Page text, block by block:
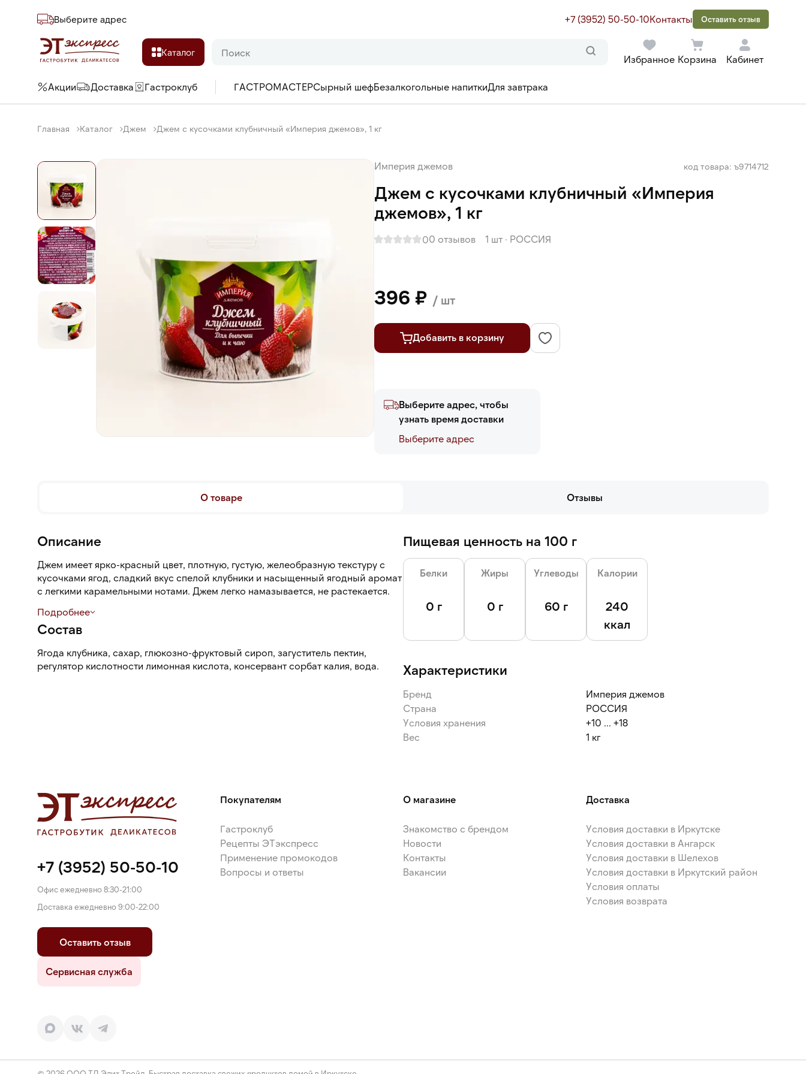
Выберите адреc +7 (3952) 50-50-10Контакты Оставить отзыв
Каталог
Избранное Корзина Кабинет
Акции Доставка Гастроклуб ГАСТРОМАСТЕРСырный шефБезалкогольные напиткиДля завтрака
Главная Каталог Джем Джем с кусочками клубничный «Империя джемов», 1 кг
Империя джемов код товара: ъ9714712
Джем с кусочками клубничный «Империя
джемов», 1 кг
00 отзывов 1 шт · РОССИЯ
396 ₽ / шт
Добавить в корзину
Выберите адрес, чтобы
узнать время доставки
Выберите адреc
О товаре Отзывы
Описание
Джем имеет ярко-красный цвет, плотную, густую, желеобразную текстуру с
кусочками ягод, сладкий вкус спелой клубники и насыщенный ягодный аромат
с легкими карамельными нотами. Джем легко намазывается, не растекается.
Подробнее
Состав
Ягода клубника, сахар, глюкозно-фруктовый сироп, загуститель пектин,
регулятор кислотности лимонная кислота, консервант сорбат калия, вода.
Пищевая ценность на 100 г
Белки
0 г
Жиры
0 г
Углеводы
60 г
Калории
240
ккал
Характеристики
Бренд
Империя джемов
Страна
РОССИЯ
Условия хранения
+10 ... +18
Вес
1 кг
+7 (3952) 50-50-10
Офис ежедневно 8:30-21:00
Доставка ежедневно 9:00-22:00
Оставить отзыв
Сервисная служба
Покупателям
Гастроклуб
Рецепты ЭТэкспресс
Применение промокодов
Вопросы и ответы
О магазине
Знакомство с брендом
Новости
Контакты
Вакансии
Доставка
Условия доставки в Иркутске
Условия доставки в Ангарск
Условия доставки в Шелехов
Условия доставки в Иркутский район
Условия оплаты
Условия возврата